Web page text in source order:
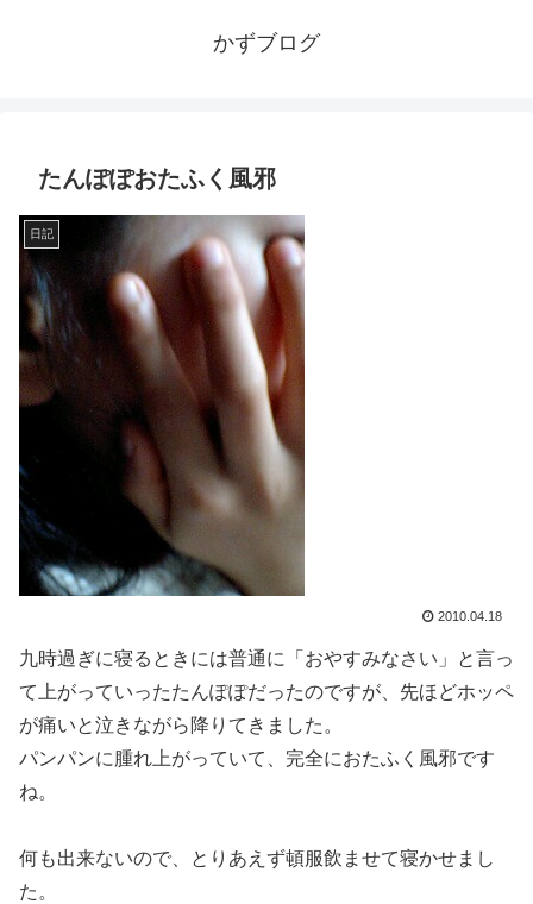
かずブログ
たんぽぽおたふく風邪
日記
2010.04.18
九時過ぎに寝るときには普通に「おやすみなさい」と言っ
て上がっていったたんぽぽだったのですが、先ほどホッペ
が痛いと泣きながら降りてきました。
パンパンに腫れ上がっていて、完全におたふく風邪です
ね。
何も出来ないので、とりあえず頓服飲ませて寝かせまし
た。